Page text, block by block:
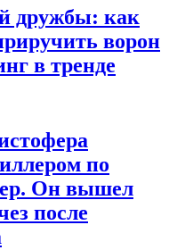
дружбы: как
ворон
в тренде
по
Он вышел
после